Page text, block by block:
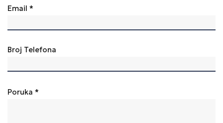
Email *
Broj Telefona
Poruka *